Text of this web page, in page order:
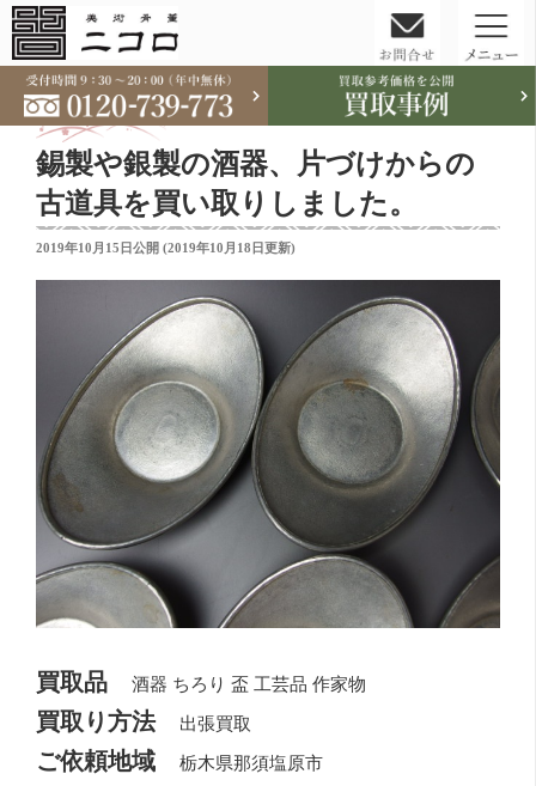
錫製や銀製の酒器、片づけからの
古道具を買い取りしました。
投
2019年10月15日公開 (2019年10月18日更新)
買取品 酒器 ちろり 盃 工芸品 作家物
買取り方法 出張買取
ご依頼地域 栃木県那須塩原市